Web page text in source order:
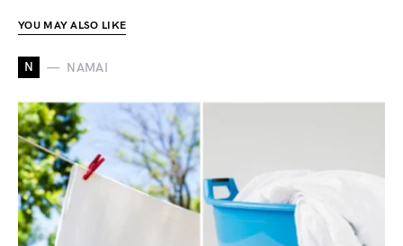
YOU MAY ALSO LIKE
N NAMAI